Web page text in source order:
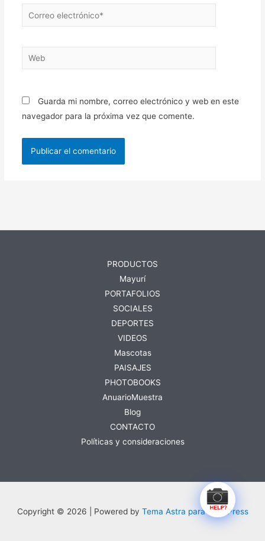
Correo
electrónico*
Web
Guarda mi nombre, correo electrónico y web en este
navegador para la próxima vez que comente.
PRODUCTOS
Mayurí
PORTAFOLIOS
SOCIALES
DEPORTES
VIDEOS
Mascotas
PAISAJES
PHOTOBOOKS
AnuarioMuestra
Blog
CONTACTO
Políticas y consideraciones
Copyright © 2026 | Powered by Tema Astra para WordPress